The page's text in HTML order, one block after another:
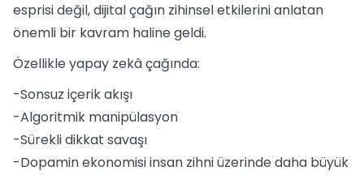
esprisi değil, dijital çağın zihinsel etkilerini anlatan
önemli bir kavram haline geldi.
Özellikle yapay zekâ çağında:
-Sonsuz içerik akışı
-Algoritmik manipülasyon
-Sürekli dikkat savaşı
-Dopamin ekonomisi insan zihni üzerinde daha büyük